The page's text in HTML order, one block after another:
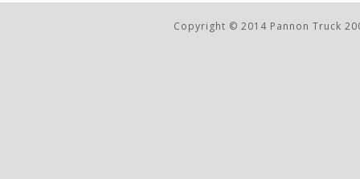
Copyright © 2014 Pannon Truck